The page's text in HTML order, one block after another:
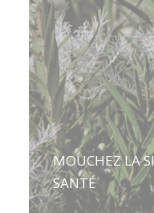
MOUCHEZ LA
SANTÉ